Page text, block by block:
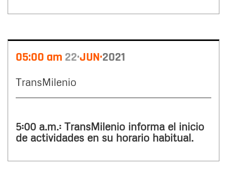
05:00 am 22 JUN 2021
TransMilenio
5:00 a.m.: TransMilenio informa el inicio
de actividades en su horario habitual.